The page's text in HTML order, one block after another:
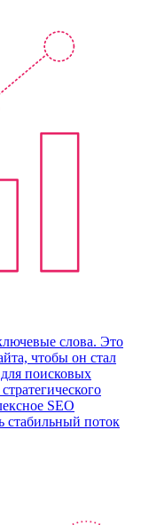
слова. Это
чтобы он стал
поисковых
SEO
стабильный поток